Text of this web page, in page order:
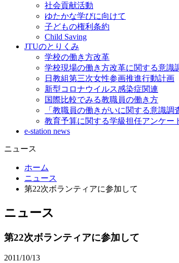
社会貢献活動
ゆたかな学びに向けて
子どもの権利条約
Child Saving
JTUのとりくみ
学校の働き方改革
学校現場の働き方改革に関する意識
日教組第三次女性参画推進行動計画
新型コロナウイルス感染症関連
国際比較でみる教職員の働き方
「教職員の働きがいに関する意識
教育予算に関する学級担任アンケ
e-station news
ニュース
ホーム
ニュース
第22次ボランティアに参加して
ニュース
第22次ボランティアに参加して
2011/10/13